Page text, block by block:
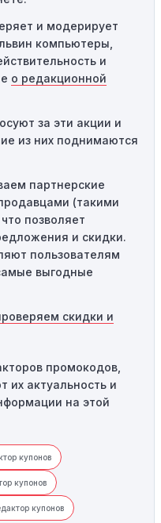
использован кем-то
повторно.
неполадки на
заказа могут
за помощью в
и модерирует
компьютеры,
и
о редакционной
за эти акции и
из них поднимаются
партнерские
(такими
позволяет
и скидки.
пользователям
выгодные
скидки и
промокодов,
их актуальность и
на этой
купонов
купонов
купонов